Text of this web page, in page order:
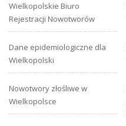
Wielkopolskie Biuro
Rejestracji Nowotworów
Dane epidemiologiczne dla
Wielkopolski
Nowotwory złośliwe w
Wielkopolsce